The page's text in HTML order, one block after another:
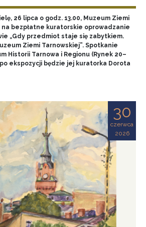
26 lipca o godz. 13.00, Muzeum Ziemi
na bezpłatne kuratorskie oprowadzanie
„Gdy przedmiot staje się zabytkiem.
Ziemi Tarnowskiej”. Spotkanie
Historii Tarnowa i Regionu (Rynek 20–
ekspozycji będzie jej kuratorka Dorota
30
czerwca
2026